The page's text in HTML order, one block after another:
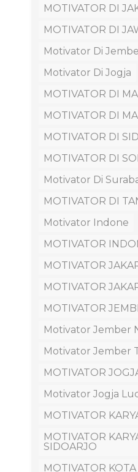
MOTIVATOR DI
MOTIVATOR DI
Motivator Di
Motivator Di Jogja
MOTIVATOR DI
MOTIVATOR DI
MOTIVATOR DI
MOTIVATOR DI
Motivator Di
MOTIVATOR DI
Motivator Indone
MOTIVATOR
MOTIVATOR
MOTIVATOR
MOTIVATOR
Motivator Jember
Motivator Jember
MOTIVATOR
Motivator Jogja
MOTIVATOR
MOTIVATOR
SIDOARJO
MOTIVATOR KOTA